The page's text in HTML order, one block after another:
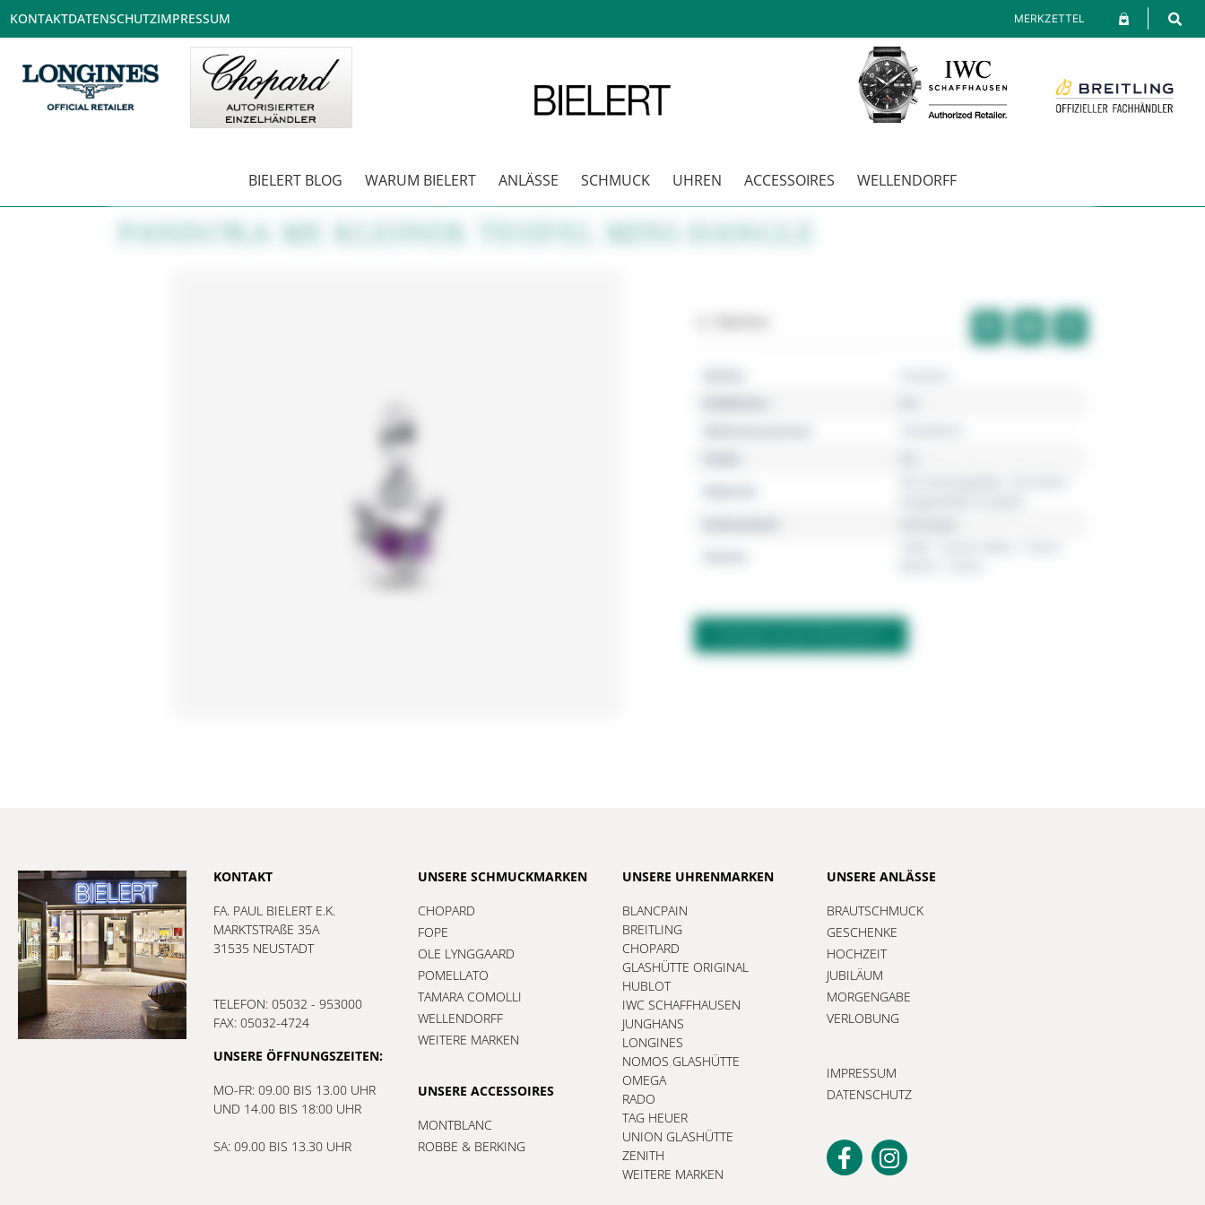
KONTAKTDATENSCHUTZIMPRESSUM MERKZETTEL
BIELERT BLOG WARUM BIELERT ANLÄSSE SCHMUCK UHREN ACCESSOIRES WELLENDORFF
PANDORA ME KLEINER TEUFEL MINI-DANGLE
KONTAKT
FA. PAUL BIELERT E.K.
MARKTSTRAßE 35A
31535 NEUSTADT
TELEFON: 05032 - 953000
FAX: 05032-4724
UNSERE ÖFFNUNGSZEITEN:
MO-FR: 09.00 BIS 13.00 UHR
UND 14.00 BIS 18:00 UHR
SA: 09.00 BIS 13.30 UHR
UNSERE SCHMUCKMARKEN
CHOPARD
FOPE
OLE LYNGGAARD
POMELLATO
TAMARA COMOLLI
WELLENDORFF
WEITERE MARKEN
UNSERE ACCESSOIRES
MONTBLANC
ROBBE & BERKING
UNSERE UHRENMARKEN
BLANCPAIN
BREITLING
CHOPARD
GLASHÜTTE ORIGINAL
HUBLOT
IWC SCHAFFHAUSEN
JUNGHANS
LONGINES
NOMOS GLASHÜTTE
OMEGA
RADO
TAG HEUER
UNION GLASHÜTTE
ZENITH
WEITERE MARKEN
UNSERE ANLÄSSE
BRAUTSCHMUCK
GESCHENKE
HOCHZEIT
JUBILÄUM
MORGENGABE
VERLOBUNG
IMPRESSUM
DATENSCHUTZ